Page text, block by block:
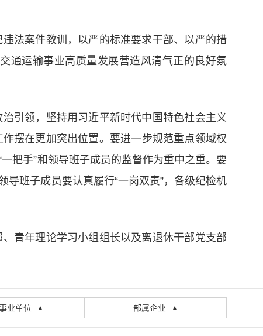
法案件教训，以严的标准要求干部、以严的措
通运输事业高质量发展营造风清气正的良好氛
引领，坚持用习近平新时代中国特色社会主义
摆在更加突出位置。要进一步规范重点领域权
把手”和领导班子成员的监督作为重中之重。要
班子成员要认真履行“一岗双责”，各级纪检机
青年理论学习小组组长以及离退休干部党支部
业单位 ▲ 部属企业 ▲